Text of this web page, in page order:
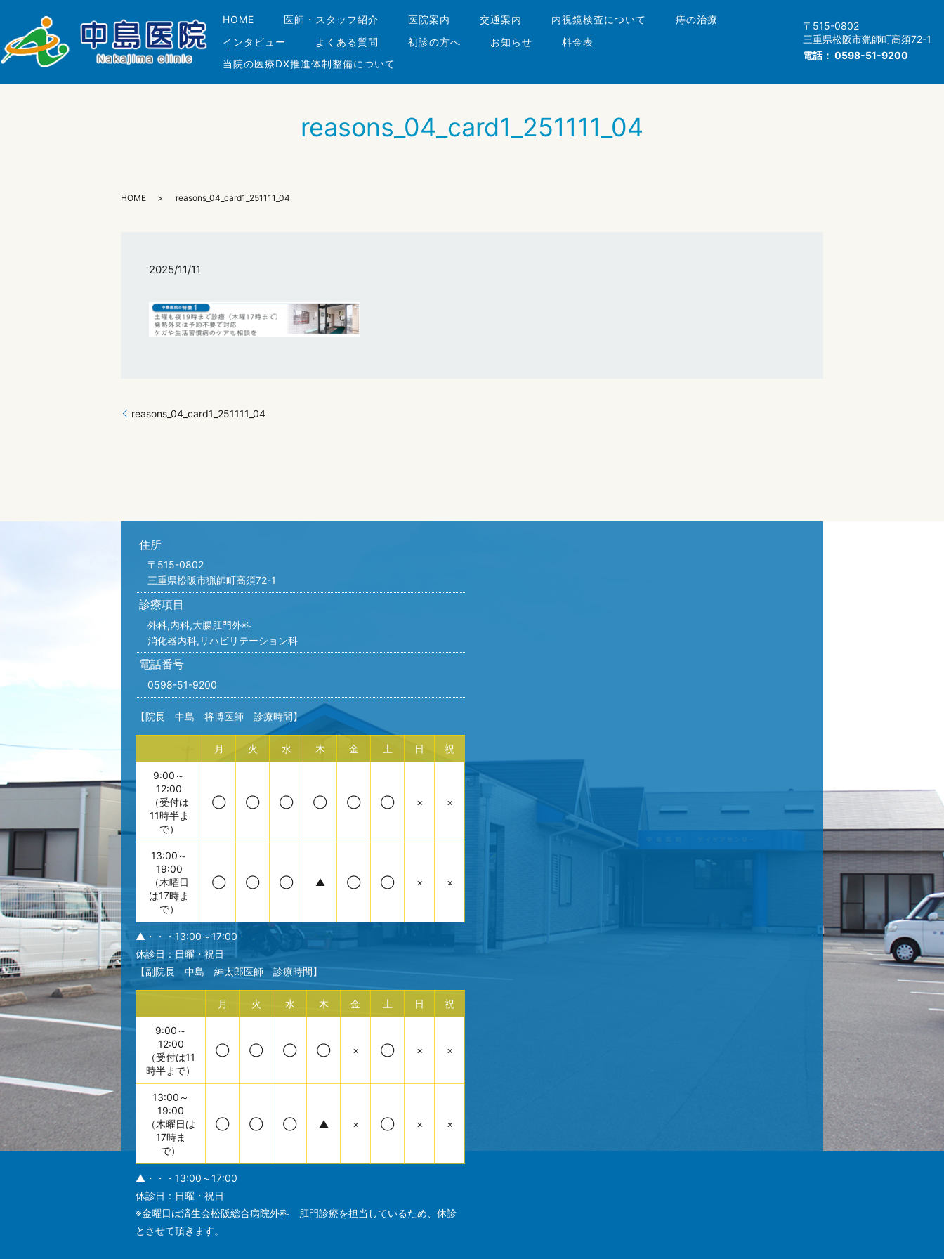
HOME 医師・スタッフ紹介 医院案内 交通案内 内視鏡検査について
痔の治療
インタビュー
よくある質問 初診の方へ お知らせ
料金表
当院の医療DX推進体制整備について
〒515-0802
三重県松阪市猟師町高須72-1
電話： 0598-51-9200
reasons_04_card1_251111_04
HOME reasons_04_card1_251111_04
2025/11/11
reasons_04_card1_251111_04
住所
〒515-0802
三重県松阪市猟師町高須72-1
診療項目
外科,内科,大腸肛門外科
消化器内科,リハビリテーション科
電話番号
0598-51-9200
【院長 中島 将博医師 診療時間】
月 火 水 木 金 土 日 祝
9:00～
12:00
（受付は
11時半ま
で）
◯ ◯ ◯ ◯ ◯ ◯ × ×
13:00～
19:00
（木曜日
は17時ま
で）
◯ ◯ ◯ ▲ ◯ ◯ × ×
▲・・・13:00～17:00
休診日：日曜・祝日
【副院長 中島 紳太郎医師 診療時間】
月 火 水 木 金 土 日 祝
9:00～
12:00
（受付は11
時半まで）
◯ ◯ ◯ ◯ × ◯ × ×
13:00～
19:00
（木曜日は
17時ま
で）
◯ ◯ ◯ ▲ × ◯ × ×
▲・・・13:00～17:00
休診日：日曜・祝日
※金曜日は済生会松阪総合病院外科 肛門診療を担当しているため、休診
とさせて頂きます。